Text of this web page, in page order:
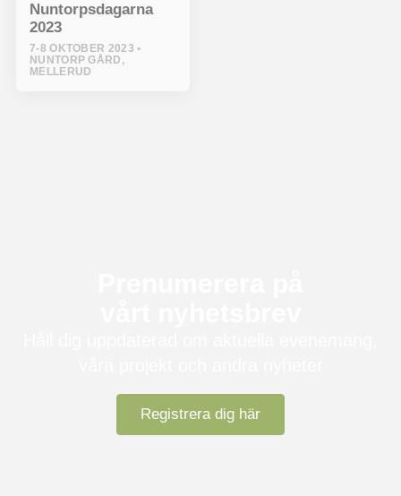
Nuntorpsdagarna
2023
7-8 OKTOBER 2023
NUNTORP GÅRD,
MELLERUD
Registrera dig här